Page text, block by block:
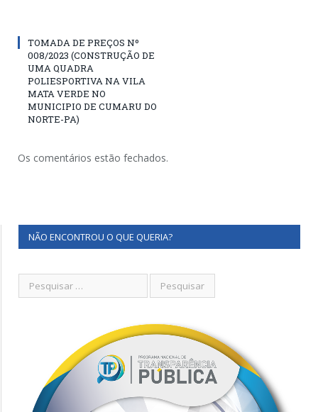
TOMADA DE PREÇOS Nº
008/2023 (CONSTRUÇÃO DE
UMA QUADRA
POLIESPORTIVA NA VILA
MATA VERDE NO
MUNICIPIO DE CUMARU DO
NORTE-PA)
Os comentários estão fechados.
NÃO ENCONTROU O QUE QUERIA?